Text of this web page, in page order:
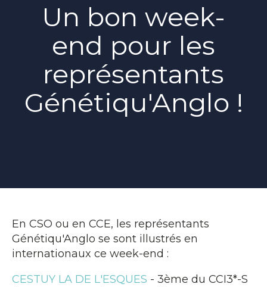
Un bon week-
end pour les
représentants
Génétiqu'Anglo !
En CSO ou en CCE, les représentants
Génétiqu'Anglo se sont illustrés en
internationaux ce week-end :
CESTUY LA DE L'ESQUES - 3ème du CCI3*-S